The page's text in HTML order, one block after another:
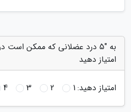
به "5 درد عضلانی که ممکن است
امتیاز دهید
امتیاز دهید:1
2
3
4